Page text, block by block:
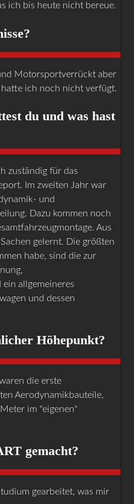
ich bis heute nicht bereue.
Motorsportverrückt aber
ich noch nicht verfügt.
du und was hast
zuständig für das
Im zweiten Jahr war
und
Dazu kommen noch
Aus
gelernt. Die größten
habe, sind die zur
ein allgemeineres
und dessen
Höhepunkt?
die erste
Aerodynamikbauteile,
im "eigenen"
gemacht?
gearbeitet, was mir